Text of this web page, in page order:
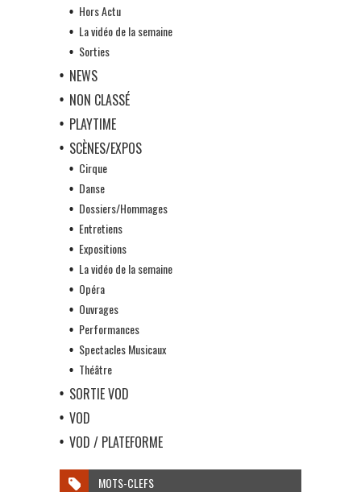
Hors Actu
La vidéo de la semaine
Sorties
NEWS
NON CLASSÉ
PLAYTIME
SCÈNES/EXPOS
Cirque
Danse
Dossiers/Hommages
Entretiens
Expositions
La vidéo de la semaine
Opéra
Ouvrages
Performances
Spectacles Musicaux
Théâtre
SORTIE VOD
VOD
VOD / PLATEFORME
MOTS-CLEFS